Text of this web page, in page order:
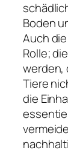
Boden
Auch
Rolle;
werden,
Tiere
die